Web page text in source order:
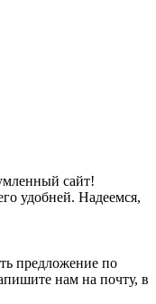
сайт!
удобней. Надеемся,
предложение по
нам на почту, в